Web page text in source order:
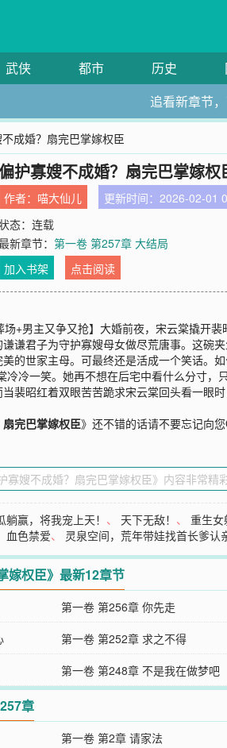
武侠 都市 历史
追看新章节
成婚？扇完巴掌嫁权臣
护寡嫂不成婚？扇完巴掌嫁权
作者： 喵大仙儿 更新时间：2026-02-01
态：连载
新章节：第一卷 第257章 大结局
加入书架
点击阅读
场+男主又争又抢】大婚前夜，宋云棠撬开
谦君子为守护寡嫂母女做尽荒唐事。这碗
的世家主母。可最终还是活成一个笑话。
冷冷一笑。她再不想在后宅中看什么分寸
裴昭红着双眼苦苦跪求宋云棠回头看一眼
完巴掌嫁权臣》还不错的话请不要忘记向
赢，将我宠上天！ 、 天下无敌！ 、重生女
血色禁爱、 灵泉空间，荒年带娃找首长爹认
嫁权臣》最新12章节
第一卷 第256章 你先走
第一卷 第252章 求之不得
第一卷 第248章 不是我在做梦吧
章
第一卷 第2章 请家法